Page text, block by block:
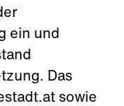
ein und
Das
sowie